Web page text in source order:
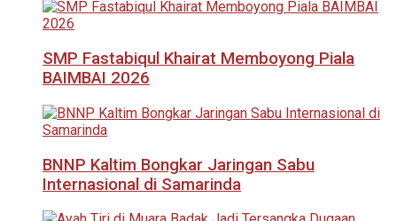
SMP Fastabiqul Khairat Memboyong Piala
BAIMBAI 2026
BNNP Kaltim Bongkar Jaringan Sabu
Internasional di Samarinda